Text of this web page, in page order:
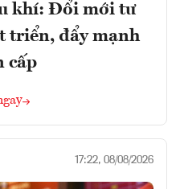
khí: Đổi mới tư
triển, đẩy mạnh
cấp
17:22, 08/08/2026